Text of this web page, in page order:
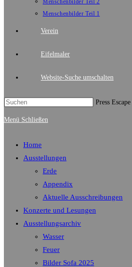
Menschenbilder Teil 2
Menschenbilder Teil 1
Verein
Eifelmaler
Website-Suche umschalten
Press
Menü Schließen
Home
Ausstellungen
Erde
Appendix
Aktuelle Ausschreibungen
Konzerte und Lesungen
Ausstellungsarchiv
Wasser
Feuer
Bilder Sofa 2025